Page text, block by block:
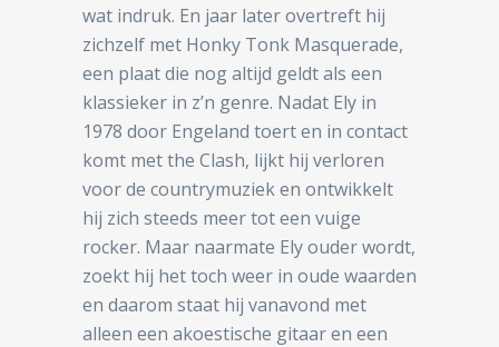
wat indruk. En jaar later overtreft hij
zichzelf met Honky Tonk Masquerade,
een plaat die nog altijd geldt als een
klassieker in z’n genre. Nadat Ely in
1978 door Engeland toert en in contact
komt met the Clash, lijkt hij verloren
voor de countrymuziek en ontwikkelt
hij zich steeds meer tot een vuige
rocker. Maar naarmate Ely ouder wordt,
zoekt hij het toch weer in oude waarden
en daarom staat hij vanavond met
alleen een akoestische gitaar en een